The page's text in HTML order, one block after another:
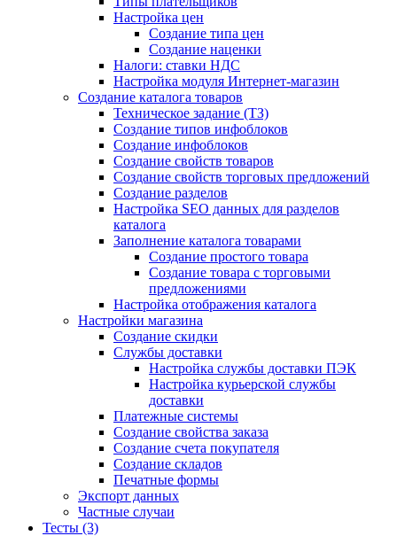
Настройка цен
Создание типа цен
Создание наценки
Налоги: ставки НДС
Настройка модуля Интернет-магазин
Создание каталога товаров
Техническое задание (ТЗ)
Создание типов инфоблоков
Создание инфоблоков
Создание свойств товаров
Создание свойств торговых предложений
Создание разделов
Настройка SEO данных для разделов
каталога
Заполнение каталога товарами
Создание простого товара
Создание товара с торговыми
предложениями
Настройка отображения каталога
Настройки магазина
Создание скидки
Службы доставки
Настройка службы доставки ПЭК
Настройка курьерской службы
доставки
Платежные системы
Создание свойства заказа
Создание счета покупателя
Создание складов
Печатные формы
Экспорт данных
Частные случаи
Тесты (3)